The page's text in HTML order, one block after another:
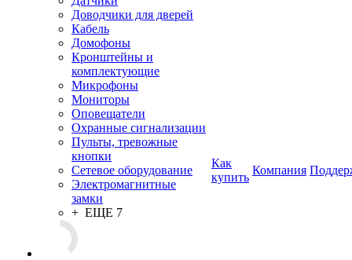
Доводчики для дверей
Кабель
Домофоны
Кронштейны и
комплектующие
Микрофоны
Мониторы
Оповещатели
Охранные сигнализации
Пульты, тревожные
кнопки
Сетевое оборудование
Электромагнитные
замки
+ ЕЩЕ 7
Как
купить
Компания